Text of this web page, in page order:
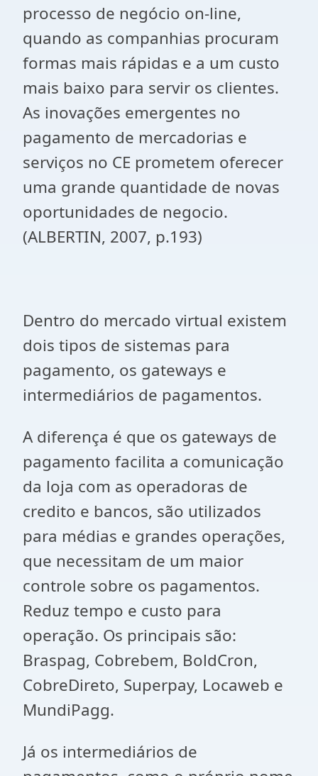
processo de negócio on-line,
quando as companhias procuram
formas mais rápidas e a um custo
mais baixo para servir os clientes.
As inovações emergentes no
pagamento de mercadorias e
serviços no CE prometem oferecer
uma grande quantidade de novas
oportunidades de negocio.
(ALBERTIN, 2007, p.193)
Dentro do mercado virtual existem
dois tipos de sistemas para
pagamento, os gateways e
intermediários de pagamentos.
A diferença é que os gateways de
pagamento facilita a comunicação
da loja com as operadoras de
credito e bancos, são utilizados
para médias e grandes operações,
que necessitam de um maior
controle sobre os pagamentos.
Reduz tempo e custo para
operação. Os principais são:
Braspag, Cobrebem, BoldCron,
CobreDireto, Superpay, Locaweb e
MundiPagg.
Já os intermediários de